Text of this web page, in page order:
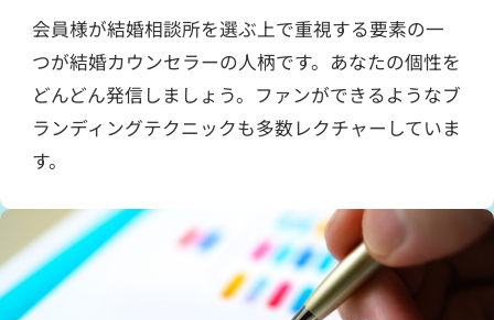
会員様が結婚相談所を選ぶ上で重視する要素の一
つが結婚カウンセラーの人柄です。あなたの個性を
どんどん発信しましょう。ファンができるようなブ
ランディングテクニックも多数レクチャーしていま
す。